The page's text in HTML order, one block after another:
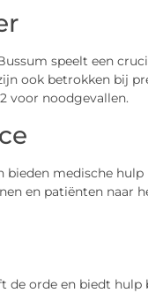
speelt een
ook betrokken bij
voor noodgevallen.
bieden medische
en patiënten naar
de orde en biedt